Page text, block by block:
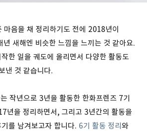
마음을 채 정리하기도 전에 2018년이
년 새해엔 비슷한 느낌을 느끼는 것 같아요.
한 일을 궤도에 올리면서 다양한 활동도
낸 것 같습니다.
작년으로 3년을 활동한 한화프렌즈 7기
년을 정리하면서, 그리고 3년간의 활동을
를 남겨보고자 합니다. 6기 활동 정리와